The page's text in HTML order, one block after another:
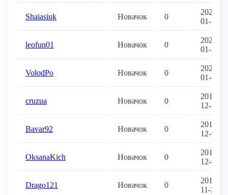
Shaiasiuk Новачок 0
2020-
01-21
leofun01 Новачок 0
2020-
01-20
VolodPo Новачок 0
2020-
01-07
cruzua Новачок 0
2019-
12-28
Bavar92 Новачок 0
2019-
12-05
OksanaKich Новачок 0
2019-
12-03
Drago121 Новачок 0
2019-
11-21